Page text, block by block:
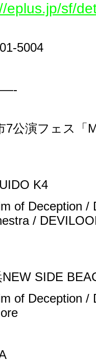
eplus.jp/sf/
5004
7公演フェス「
K4
of Deception /
/
SIDE
of Deception /